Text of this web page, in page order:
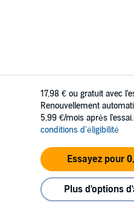
17,98 € ou gratuit avec
Renouvellement
5,99 €/mois après l'essai.
conditions d'éligibilité
Essayez pour
Plus d'options